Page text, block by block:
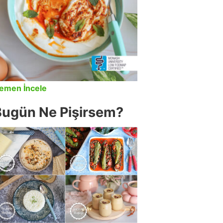
İncele
Ne Pişirsem?